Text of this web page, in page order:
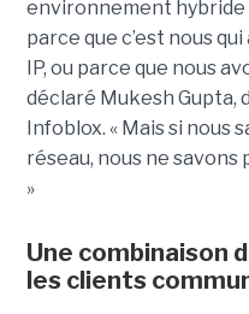
environnement hybride
parce que c’est nous
IP, ou parce que nous
déclaré Mukesh Gupta,
Infoblox. « Mais si nous
réseau, nous ne savons
»
Une combinaison
les clients